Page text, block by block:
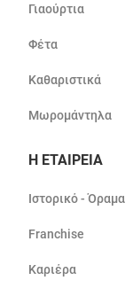
Γιαούρτια
Φέτα
Καθαριστικά
Μωρομάντηλα
Η ΕΤΑΙΡΕΙΑ
Ιστορικό - Όραμα
Franchise
Καριέρα